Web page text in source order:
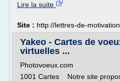
Lire la suite
Site : http://lettres-de-
Yakeo - Cartes de
virtuelles ...
Photovoeux.com
1001 Cartes Notre site